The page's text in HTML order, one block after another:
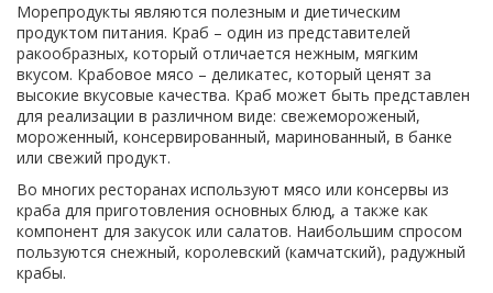
Морепродукты являются полезным и диетическим
продуктом питания. Краб – один из представителей
ракообразных, который отличается нежным, мягким
вкусом. Крабовое мясо – деликатес, который ценят за
высокие вкусовые качества. Краб может быть представлен
для реализации в различном виде: свежемороженый,
мороженный, консервированный, маринованный, в банке
или свежий продукт.
Во многих ресторанах используют мясо или консервы из
краба для приготовления основных блюд, а также как
компонент для закусок или салатов. Наибольшим спросом
пользуются снежный, королевский (камчатский), радужный
крабы.